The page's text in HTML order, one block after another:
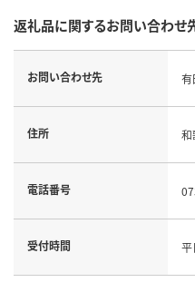
返礼品に関するお問い合わせ
お問い合わせ先 有
住所 和
電話番号
受付時間 平